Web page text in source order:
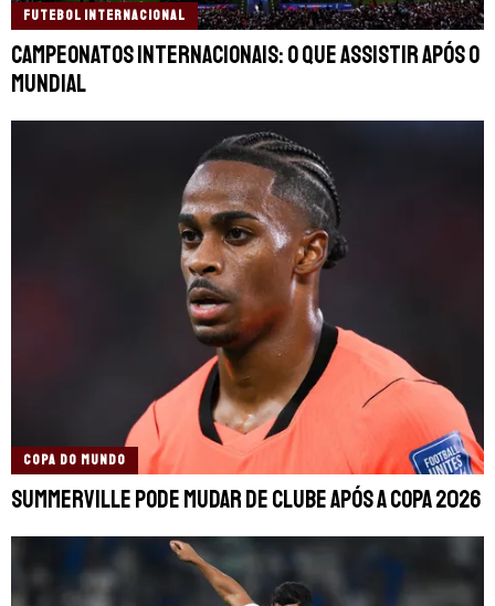
FUTEBOL INTERNACIONAL
Campeonatos internacionais: o que assistir após o
Mundial
COPA DO MUNDO
Summerville pode mudar de clube após a Copa 2026